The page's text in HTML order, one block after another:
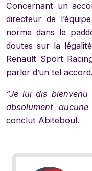
Concernant un
directeur de
norme dans le
doutes sur la
Renault Sport
parler d’un tel accord.
“Je lui dis
absolument
conclut Abiteboul.